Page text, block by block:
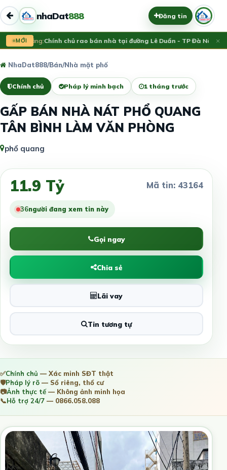
nhaDat888 Đăng tin
MỚI
Vừa đăng:Chính chủ rao bán nhà tại đường Lê Duẩn - TP Đà Nẵng;×
NhaDat888/Bán/Nhà mặt phố
Chính chủ Pháp lý minh bạch 1 tháng trước
GẤP BÁN NHÀ NÁT PHỔ QUANG
TÂN BÌNH LÀM VĂN PHÒNG
phổ quang
11.9 Tỷ Mã tin: 43164
39người đang xem tin này
Gọi ngay
Chia sẻ
Lãi vay
Tin tương tự
✅Chính chủ — Xác minh SĐT thật
🛡️Pháp lý rõ — Sổ riêng, thổ cư
📷Ảnh thực tế— Không ảnh minh họa
📞Hỗ trợ 24/7 — 0866.058.088